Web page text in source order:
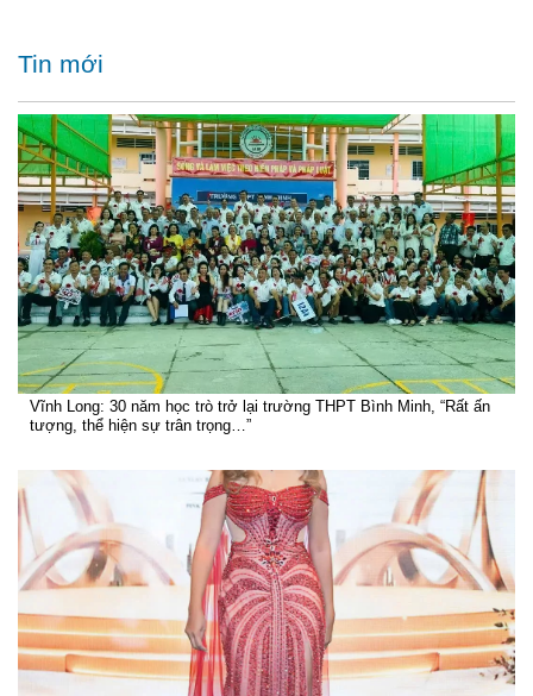
Tin mới
Vĩnh Long: 30 năm học trò trở lại trường THPT Bình Minh, “Rất ấn
tượng, thể hiện sự trân trọng…”